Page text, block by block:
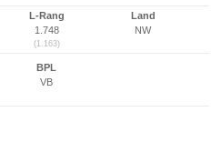
L-Rang
1.748
(1.163)
Land
NW
BPL
VB